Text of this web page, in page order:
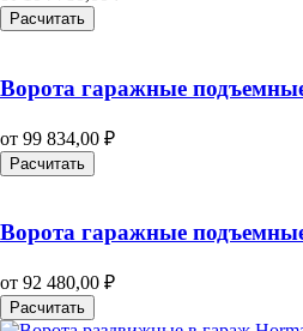
Расчитать
Ворота гаражные
от 99 834,00 ₽
Расчитать
Ворота гаражные
от 92 480,00 ₽
Расчитать